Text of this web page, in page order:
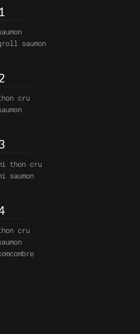
saumon
cru
thon cru
saumon
cru